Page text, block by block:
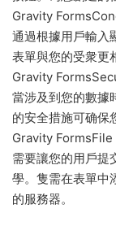
Gravity
通過根據用戶輸入
表單與您的受衆更
Gravity
當涉及到您的數據
的安全措施可确保
Gravity FormsFile
需要讓您的用戶提
學。隻需在表單中
的服務器。